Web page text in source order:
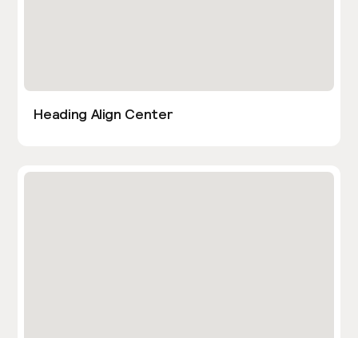
Heading Align Center